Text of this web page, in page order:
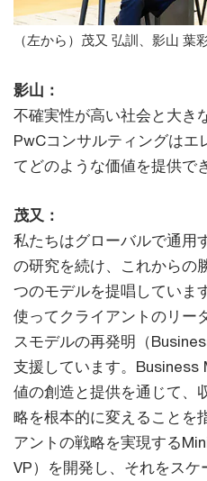
（左から）茂又 弘訓、影山 葉
影山：
不確実性が高い社会と大き
PwCコンサルティングはエ
てどのような価値を提供で
茂又：
私たちはグローバルで通用
の研究を続け、これからの
つのモデルを提唱していま
使ってクライアントのリー
スモデルの再発明（
支援しています。
値の創造と提供を通じて、
略を根本的に変えることを
アントの戦略を実現する
VP）を開発し、それをス